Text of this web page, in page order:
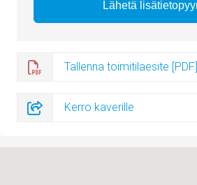
Tallenna toimitilaesite [PDF]
Kerro kaverille